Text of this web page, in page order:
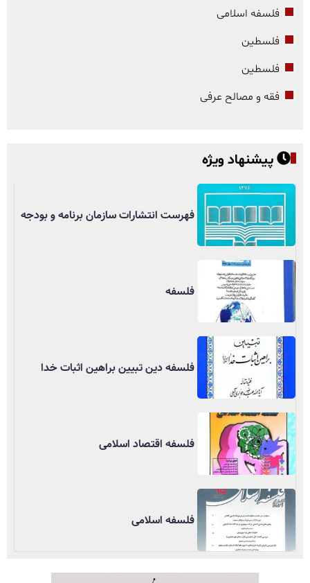
فلسفه اسلامی
فلسطین
فلسطین
فقه و مصالح عرفی
پیشنهاد ویژه
فهرست انتشارات سازمان برنامه و بودجه
فلسفه
فلسفه دین تبیین براهین اثبات خدا
فلسفه اقتصاد اسلامی
فلسفه اسلامی